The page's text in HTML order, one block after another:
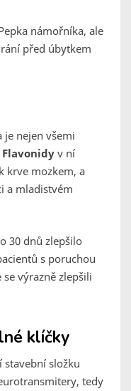
námořníka, ale
před úbytkem
je nejen všemi
Flavonidy v ní
krve mozkem, a
a mladistvém
30 dnů zlepšilo
s poruchou
výrazně zlepšili
klíčky
stavební složku
tedy